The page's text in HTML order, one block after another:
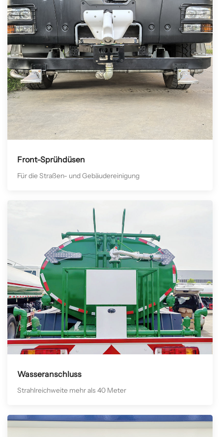
Front-Sprühdüsen
Für die Straßen- und Gebäudereinigung
Wasseranschluss
Strahlreichweite mehr als 40 Meter